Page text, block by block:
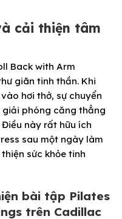
cải thiện tâm
Back with Arm
giãn tinh thần. Khi
hơi thở, sự chuyển
phóng căng thẳng
này rất hữu ích
sau một ngày làm
sức khỏe tinh
bài tập Pilates
trên Cadillac